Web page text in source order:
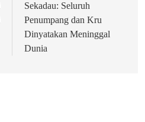
Sekadau: Seluruh
Penumpang dan Kru
Dinyatakan Meninggal
Dunia